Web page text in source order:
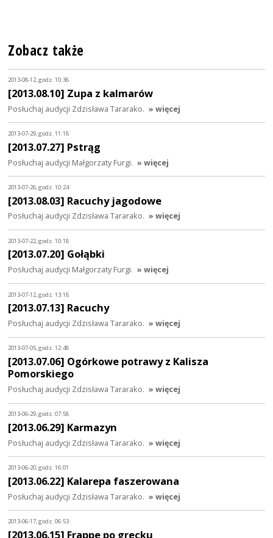
Zobacz także
2013-08-12, godz. 10:36
[2013.08.10] Zupa z kalmarów
Posłuchaj audycji Zdzisława Tararako. » więcej
2013-07-29, godz. 11:18
[2013.07.27] Pstrąg
Posłuchaj audycji Małgorzaty Furgi. » więcej
2013-07-26, godz. 10:24
[2013.08.03] Racuchy jagodowe
Posłuchaj audycji Zdzisława Tararako. » więcej
2013-07-22, godz. 10:18
[2013.07.20] Gołąbki
Posłuchaj audycji Małgorzaty Furgi. » więcej
2013-07-12, godz. 13:18
[2013.07.13] Racuchy
Posłuchaj audycji Zdzisława Tararako. » więcej
2013-07-05, godz. 12:48
[2013.07.06] Ogórkowe potrawy z Kalisza
Pomorskiego
Posłuchaj audycji Zdzisława Tararako. » więcej
2013-06-29, godz. 07:58
[2013.06.29] Karmazyn
Posłuchaj audycji Zdzisława Tararako. » więcej
2013-06-20, godz. 16:01
[2013.06.22] Kalarepa faszerowana
Posłuchaj audycji Zdzisława Tararako. » więcej
2013-06-17, godz. 06:53
[2013.06.15] Frappe po grecku